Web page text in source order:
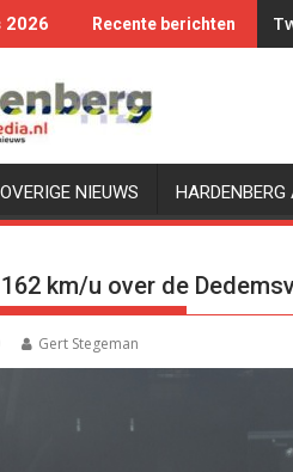
2026 Recente berichten
OVERIGE NIEUWS HARDENBERG
km/u over de
Gert Stegeman